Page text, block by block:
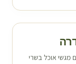
מגשי אוכל בשרי